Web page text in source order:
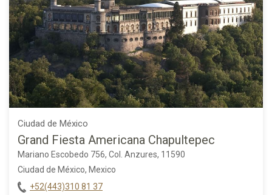
Ciudad de México
Grand Fiesta Americana Chapultepec
Mariano Escobedo 756, Col. Anzures, 11590
Ciudad de México, Mexico
+52(443)310 81 37